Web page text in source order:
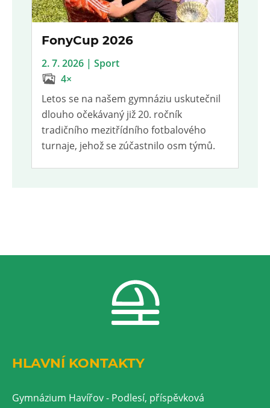
FonyCup 2026
2. 7. 2026 | Sport
4×
Letos se na našem gymnáziu uskutečnil
dlouho očekávaný již 20. ročník
tradičního mezitřídního fotbalového
turnaje, jehož se zúčastnilo osm týmů.
HLAVNÍ KONTAKTY
Gymnázium Havířov - Podlesí, příspěvková